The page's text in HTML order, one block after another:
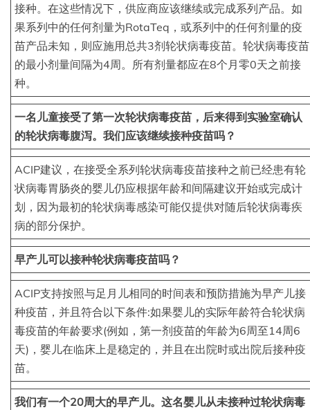
接种。在这些情况下，供应商应该继续或完成系列产品。如
果系列中的任何剂量为RotaTeq，或系列中的任何剂量的疫
苗产品未知，则应施用总共3剂轮状病毒疫苗。轮状病毒疫苗
的最小剂量间隔为4周。所有剂量都应在8个月零0天之前接
种。
一名儿童接受了第一次轮状病毒疫苗，后来得到实验室确认
的轮状病毒腹泻。我们应该继续接种疫苗吗？
ACIP建议，在接受全系列轮状病毒疫苗接种之前已经患有轮
状病毒胃肠炎的婴儿仍应根据年龄和间隔建议开始或完成计
划，因为最初的轮状病毒感染可能仅提供对随后轮状病毒疾
病的部分保护。
早产儿可以接种轮状病毒疫苗吗？
ACIP支持按照与足月儿相同的时间表和预防措施为早产儿接
种疫苗，并且符合以下条件:如果婴儿的实际年龄符合轮状病
毒疫苗的年龄要求(例如，第一剂疫苗的年龄为6周至14周6
天)，婴儿在临床上是稳定的，并且在出院时或出院后接种疫
苗。
我们有一个20周大的早产儿。这名婴儿从未接种过轮状病毒